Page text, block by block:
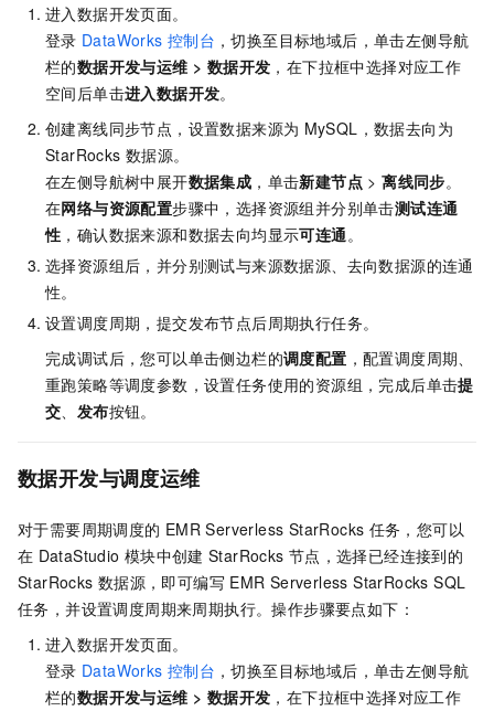
进入数据开发页面。
登录 DataWorks 控制台 ，切换至目标地域后，单击左侧导航
栏的数据开发与运维 > 数据开发 ，在下拉框中选择对应工作
空间后单击进入数据开发。
创建离线同步节点，设置数据来源为 MySQL，数据去向为
StarRocks 数据源。
在左侧导航树中展开数据集成 ，单击新建节点 >离线同步。
在网络与资源配置步骤中，选择资源组并分别单击测试连通
性 ，确认数据来源和数据去向均显示可连通 。
选择资源组后，并分别测试与来源数据源、去向数据源的连通
性。
设置调度周期，提交发布节点后周期执行任务。
完成调试后，您可以单击侧边栏的调度配置 ，配置调度周期、
重跑策略等调度参数，设置任务使用的资源组，完成后单击提
交
发布按钮。
数据开发与调度运维
对于需要周期调度的 EMR Serverless StarRocks 任务，您可以
在 DataStudio 模块中创建 StarRocks 节点，选择已经连接到的
StarRocks 数据源，即可编写 EMR Serverless StarRocks SQL
任务，并设置调度周期来周期执行。操作步骤要点如下：
进入数据开发页面。
登录 DataWorks 控制台 ，切换至目标地域后，单击左侧导航
栏的数据开发与运维 > 数据开发 ，在下拉框中选择对应工作